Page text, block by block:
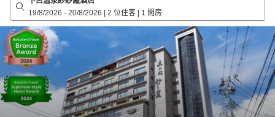
19/8/2026 - 20/8/2026 | 2 位住客 | 1 間房